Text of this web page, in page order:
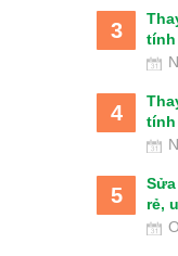
3
tính
4
tính
5
rẻ,